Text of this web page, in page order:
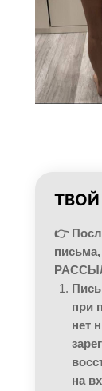
👉
при
нет
на